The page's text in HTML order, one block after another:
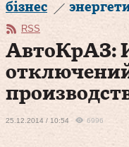
бізнес
RSS
АвтоКрАЗ:
25.12.2014 / 10:54 6996